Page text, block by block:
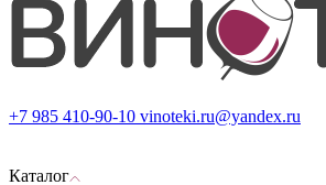
+7 985 410-90-10 vinoteki.ru@yandex.ru
Каталог